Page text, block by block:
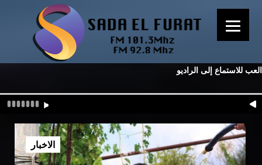
العب للاستماع إلى الراديو
الاخبار